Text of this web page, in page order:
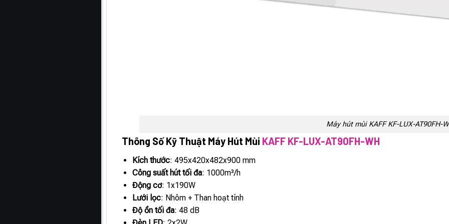
Máy hút mùi KAFF KF-LUX-AT90FH-
Thông Số Kỹ Thuật Máy Hút Mùi KAFF KF-LUX-AT90FH-WH
Kích thước: 495x420x482x900 mm
Công suất hút tối đa: 1000m³/h
Động cơ: 1x190W
Lưới lọc: Nhôm + Than hoạt tính
Độ ồn tối đa: 48 dB